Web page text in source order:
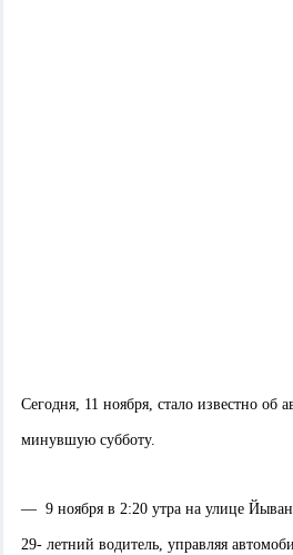
Сегодня, 11 ноября, стало известно об
минувшую субботу.
— 9 ноября в 2:20 утра на улице
29- летний водитель, управляя